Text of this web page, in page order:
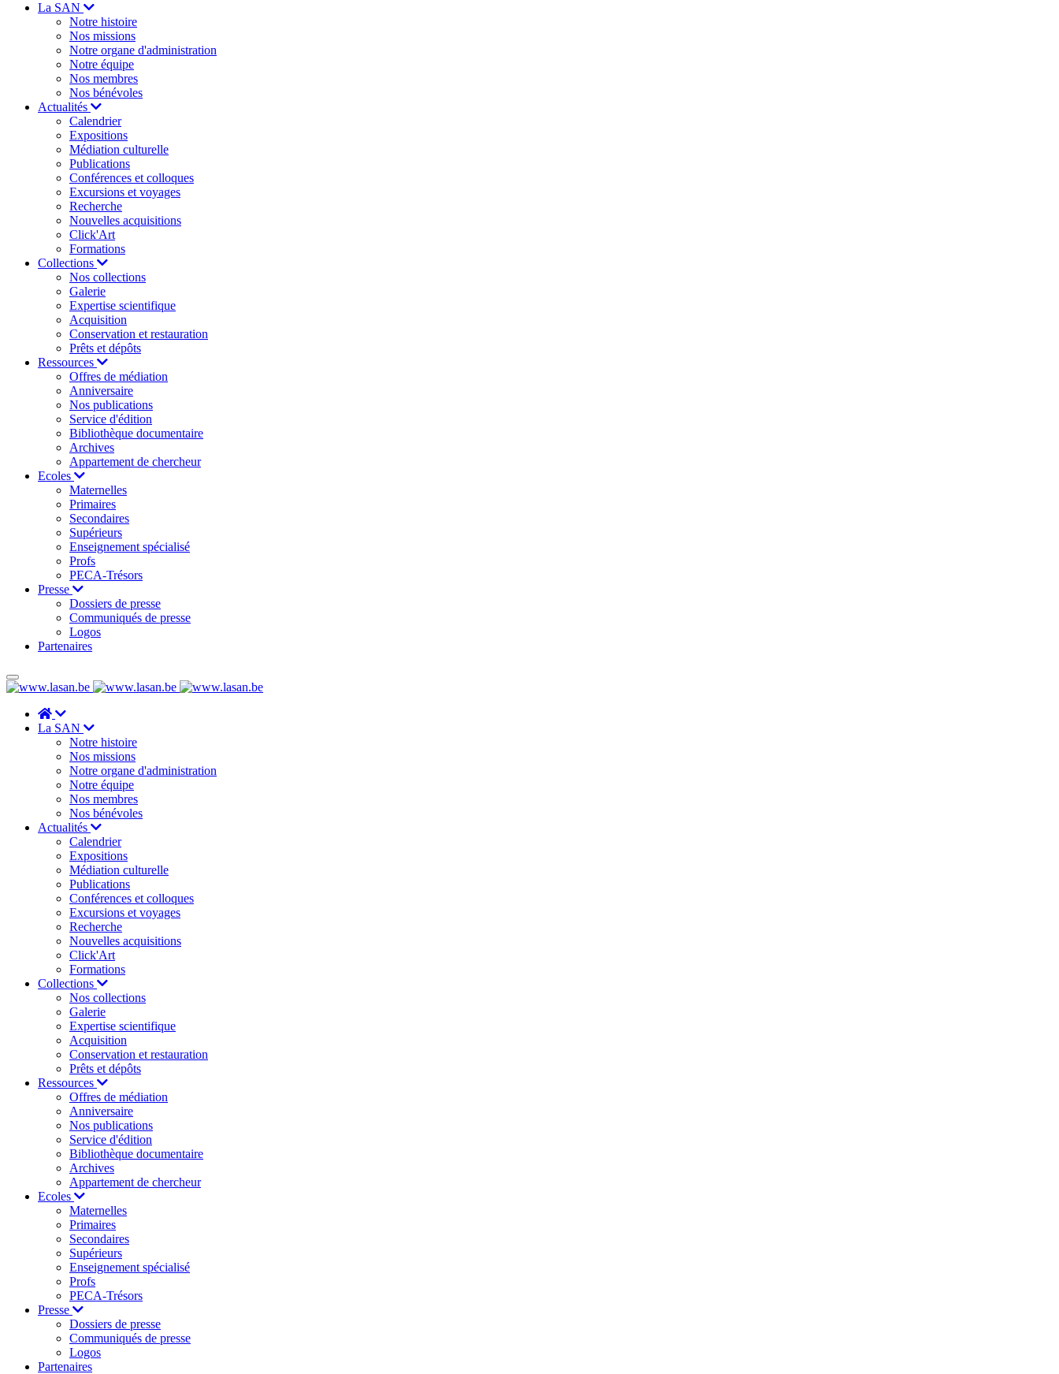
La SAN
Notre histoire
Nos missions
Notre organe d'administration
Notre équipe
Nos membres
Nos bénévoles
Actualités
Calendrier
Expositions
Médiation culturelle
Publications
Conférences et colloques
Excursions et voyages
Recherche
Nouvelles acquisitions
Click'Art
Formations
Collections
Nos collections
Galerie
Expertise scientifique
Acquisition
Conservation et restauration
Prêts et dépôts
Ressources
Offres de médiation
Anniversaire
Nos publications
Service d'édition
Bibliothèque documentaire
Archives
Appartement de chercheur
Ecoles
Maternelles
Primaires
Secondaires
Supérieurs
Enseignement spécialisé
Profs
PECA-Trésors
Presse
Dossiers de presse
Communiqués de presse
Logos
Partenaires
La SAN
Notre histoire
Nos missions
Notre organe d'administration
Notre équipe
Nos membres
Nos bénévoles
Actualités
Calendrier
Expositions
Médiation culturelle
Publications
Conférences et colloques
Excursions et voyages
Recherche
Nouvelles acquisitions
Click'Art
Formations
Collections
Nos collections
Galerie
Expertise scientifique
Acquisition
Conservation et restauration
Prêts et dépôts
Ressources
Offres de médiation
Anniversaire
Nos publications
Service d'édition
Bibliothèque documentaire
Archives
Appartement de chercheur
Ecoles
Maternelles
Primaires
Secondaires
Supérieurs
Enseignement spécialisé
Profs
PECA-Trésors
Presse
Dossiers de presse
Communiqués de presse
Logos
Partenaires